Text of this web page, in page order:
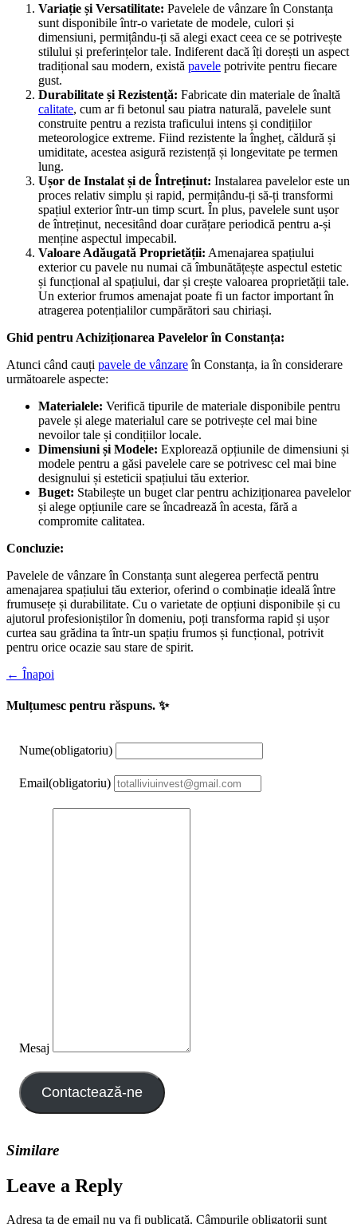
Variație și Versatilitate: Pavelele de vânzare în Constanța
sunt disponibile într-o varietate de modele, culori și
dimensiuni, permițându-ți să alegi exact ceea ce se potrivește
stilului și preferințelor tale. Indiferent dacă îți dorești un aspect
tradițional sau modern, există pavele potrivite pentru fiecare
gust.
Durabilitate și Rezistență: Fabricate din materiale de înaltă
calitate, cum ar fi betonul sau piatra naturală, pavelele sunt
construite pentru a rezista traficului intens și condițiilor
meteorologice extreme. Fiind rezistente la îngheț, căldură și
umiditate, acestea asigură rezistență și longevitate pe termen
lung.
Ușor de Instalat și de Întreținut: Instalarea pavelelor este un
proces relativ simplu și rapid, permițându-ți să-ți transformi
spațiul exterior într-un timp scurt. În plus, pavelele sunt ușor
de întreținut, necesitând doar curățare periodică pentru a-și
menține aspectul impecabil.
Valoare Adăugată Proprietății: Amenajarea spațiului
exterior cu pavele nu numai că îmbunătățește aspectul estetic
și funcțional al spațiului, dar și crește valoarea proprietății tale.
Un exterior frumos amenajat poate fi un factor important în
atragerea potențialilor cumpărători sau chiriași.
Ghid pentru Achiziționarea Pavelelor în Constanța:
Atunci când cauți pavele de vânzareîn Constanța, ia în considerare
următoarele aspecte:
Materialele: Verifică tipurile de materiale disponibile pentru
pavele și alege materialul care se potrivește cel mai bine
nevoilor tale și condițiilor locale.
Dimensiuni și Modele: Explorează opțiunile de dimensiuni și
modele pentru a găsi pavelele care se potrivesc cel mai bine
designului și esteticii spațiului tău exterior.
Buget: Stabilește un buget clar pentru achiziționarea pavelelor
și alege opțiunile care se încadrează în acesta, fără a
compromite calitatea.
Concluzie:
Pavelele de vânzare în Constanța sunt alegerea perfectă pentru
amenajarea spațiului tău exterior, oferind o combinație ideală între
frumusețe și durabilitate. Cu o varietate de opțiuni disponibile și cu
ajutorul profesioniștilor în domeniu, poți transforma rapid și ușor
curtea sau grădina ta într-un spațiu frumos și funcțional, potrivit
pentru orice ocazie sau stare de spirit.
← Înapoi
Mulțumesc pentru răspuns. ✨
Nume(obligatoriu)
Email(obligatoriu)
Mesaj
Contactează-ne
Similare
Leave a Reply
Adresa ta de email nu va fi publicată. Câmpurile obligatorii sunt